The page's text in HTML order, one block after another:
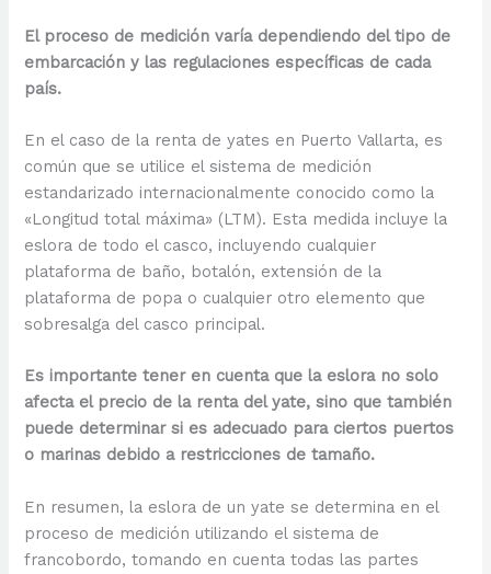
El proceso de medición varía dependiendo del tipo de
embarcación y las regulaciones específicas de cada
país.
En el caso de la renta de yates en Puerto Vallarta, es
común que se utilice el sistema de medición
estandarizado internacionalmente conocido como la
«Longitud total máxima» (LTM). Esta medida incluye la
eslora de todo el casco, incluyendo cualquier
plataforma de baño, botalón, extensión de la
plataforma de popa o cualquier otro elemento que
sobresalga del casco principal.
Es importante tener en cuenta que la eslora no solo
afecta el precio de la renta del yate, sino que también
puede determinar si es adecuado para ciertos puertos
o marinas debido a restricciones de tamaño.
En resumen, la eslora de un yate se determina en el
proceso de medición utilizando el sistema de
francobordo, tomando en cuenta todas las partes